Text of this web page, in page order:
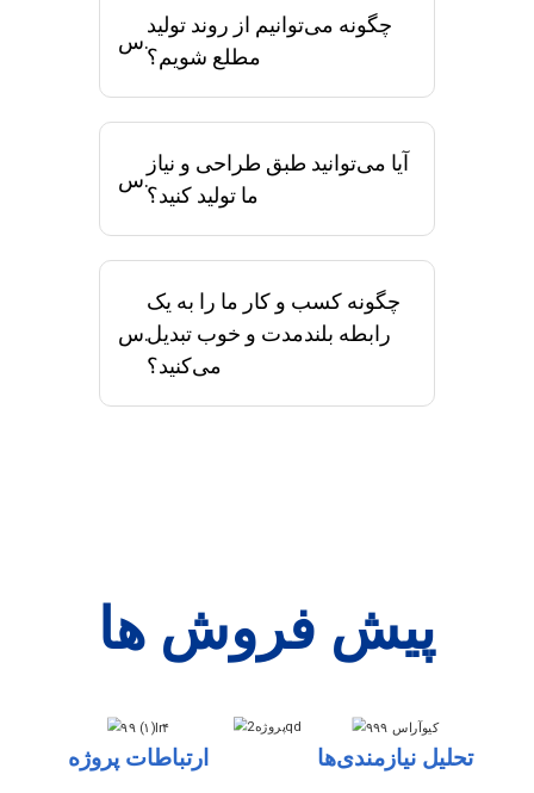
س.
چگونه می‌توانیم از روند تولید
مطلع شویم؟
س.
آیا می‌توانید طبق طراحی و نیاز
ما تولید کنید؟
س.
چگونه کسب و کار ما را به یک
رابطه بلندمدت و خوب تبدیل
می‌کنید؟
پیش فروش ها
ارتباطات پروژه تحلیل نیازمندی‌ها